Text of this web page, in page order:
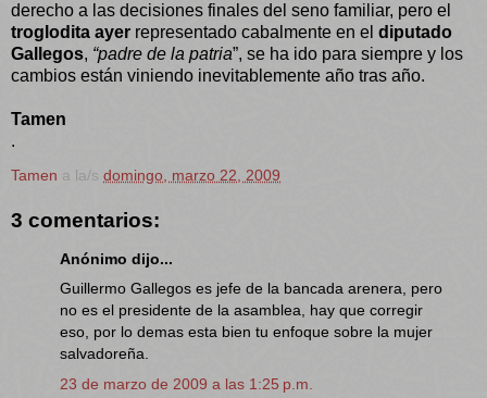
derecho a las decisiones finales del seno familiar, pero el
troglodita ayer representado cabalmente en el diputado
Gallegos, “padre de la patria”, se ha ido para siempre y los
cambios están viniendo inevitablemente año tras año.
Tamen
.
Tamen a la/s domingo, marzo 22, 2009
3 comentarios:
Anónimo dijo...
Guillermo Gallegos es jefe de la bancada arenera, pero
no es el presidente de la asamblea, hay que corregir
eso, por lo demas esta bien tu enfoque sobre la mujer
salvadoreña.
23 de marzo de 2009 a las 1:25 p.m.